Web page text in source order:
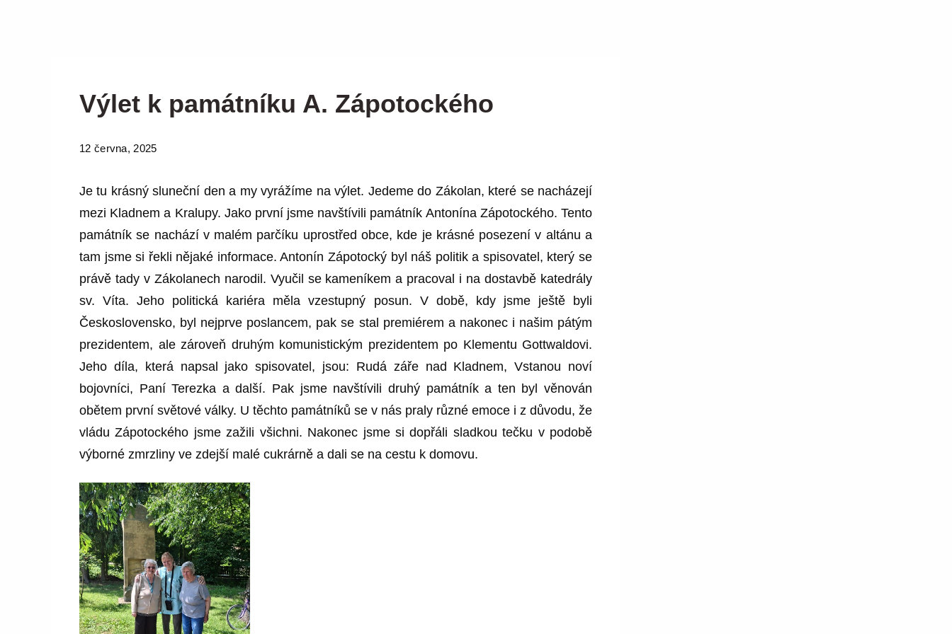
Výlet k památníku A. Zápotockého
12 června, 2025
Je tu krásný sluneční den a my vyrážíme na výlet. Jedeme do Zákolan, které se nacházejí
mezi Kladnem a Kralupy. Jako první jsme navštívili památník Antonína Zápotockého. Tento
památník se nachází v malém parčíku uprostřed obce, kde je krásné posezení v altánu a
tam jsme si řekli nějaké informace. Antonín Zápotocký byl náš politik a spisovatel, který se
právě tady v Zákolanech narodil. Vyučil se kameníkem a pracoval i na dostavbě katedrály
sv. Víta. Jeho politická kariéra měla vzestupný posun. V době, kdy jsme ještě byli
Československo, byl nejprve poslancem, pak se stal premiérem a nakonec i našim pátým
prezidentem, ale zároveň druhým komunistickým prezidentem po Klementu Gottwaldovi.
Jeho díla, která napsal jako spisovatel, jsou: Rudá záře nad Kladnem, Vstanou noví
bojovníci, Paní Terezka a další. Pak jsme navštívili druhý památník a ten byl věnován
obětem první světové války. U těchto památníků se v nás praly různé emoce i z důvodu, že
vládu Zápotockého jsme zažili všichni. Nakonec jsme si dopřáli sladkou tečku v podobě
výborné zmrzliny ve zdejší malé cukrárně a dali se na cestu k domovu.